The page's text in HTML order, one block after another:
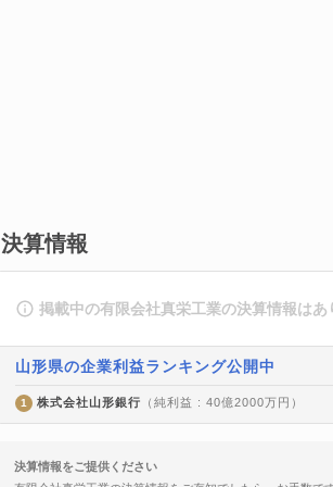
決算情報
掲載中の有限会社真栄工業の決算情報はあ
山形県の企業利益ランキング公開中
1 株式会社山形銀行 （純利益 : 40億2000万円）
決算情報をご提供ください